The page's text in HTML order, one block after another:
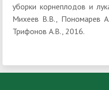
уборки корнеплодов и
Михеев В.В., Пономарев
Трифонов А.В., 2016.